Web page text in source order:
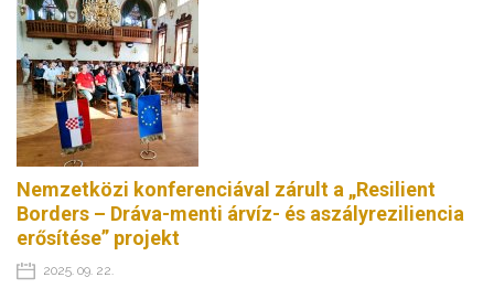
Nemzetközi konferenciával zárult a „Resilient
Borders – Dráva-menti árvíz- és aszályreziliencia
erősítése” projekt
2025. 09. 22.